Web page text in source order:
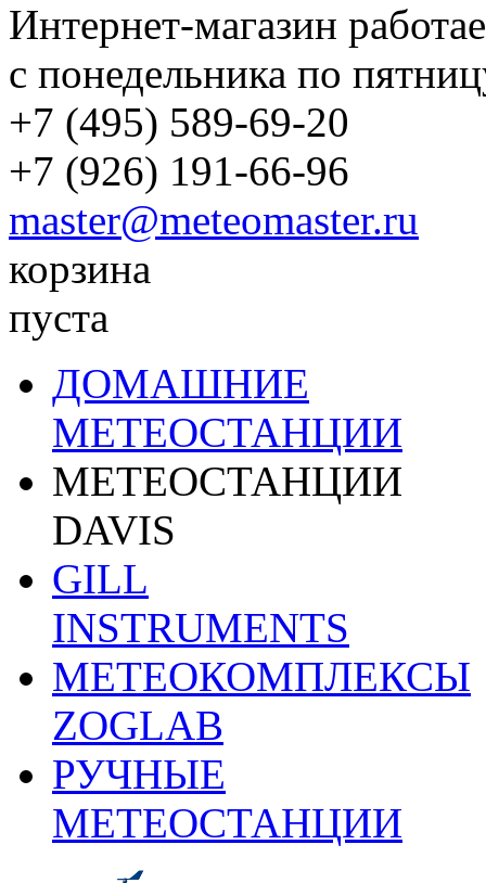
Интернет-магазин
с понедельника по
+7 (495) 589-69-20
+7 (926) 191-66-96
master@meteomaster.ru
корзина
пуста
ДОМАШНИЕ
МЕТЕОСТАНЦИИ
МЕТЕОСТАНЦИИ
DAVIS
GILL
INSTRUMENTS
МЕТЕОКОМПЛЕКСЫ
ZOGLAB
РУЧНЫЕ
МЕТЕОСТАНЦИИ